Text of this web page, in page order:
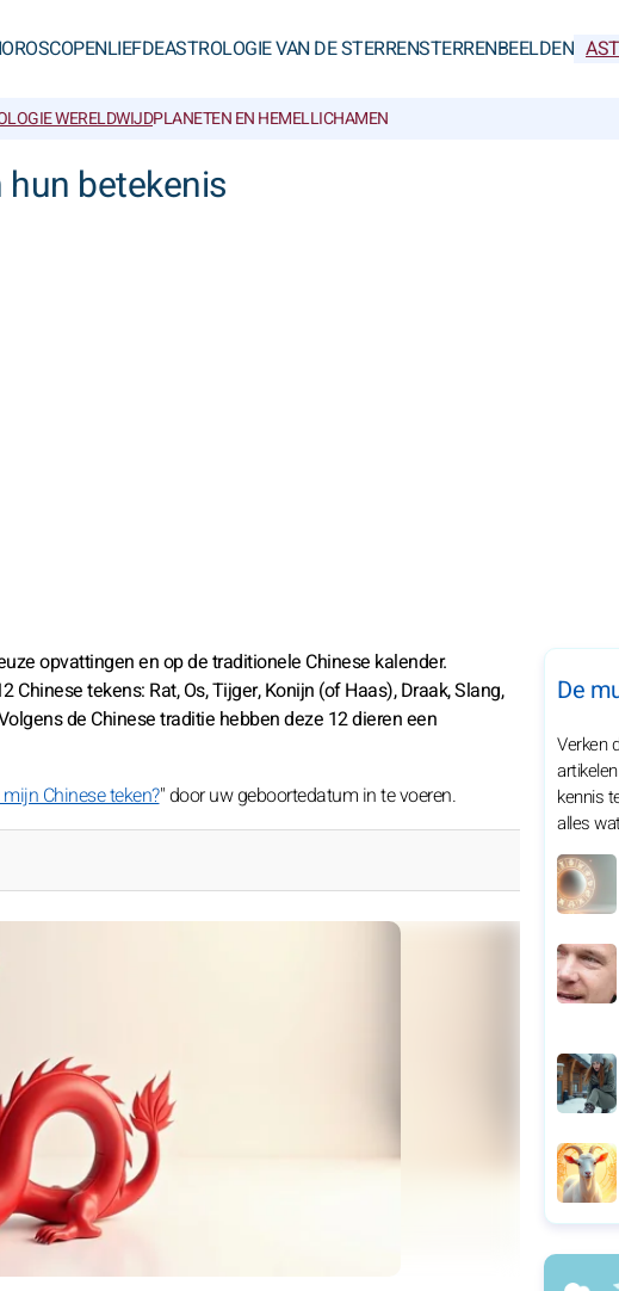
LIEFDEASTROLOGIE VAN DE STERRENSTERRENBEELDEN
WERELDWIJDPLANETEN EN HEMELLICHAMEN
hun betekenis
opvattingen en op de traditionele Chinese kalender.
tekens: Rat, Os, Tijger, Konijn (of Haas), Draak, Slang,
de Chinese traditie hebben deze 12 dieren een
Chinese teken?" door uw geboortedatum in te voeren.
De
Verken
kennis
alles